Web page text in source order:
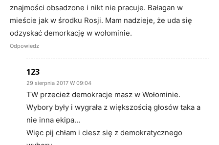
znajmości obsadzone i nikt nie pracuje. Bałagan w
mieście jak w środku Rosji. Mam nadzieje, że uda się
odzyskać demorkację w wołominie.
Odpowiedz
123
29 sierpnia 2017 W 09:04
TW przecież demokracje masz w Wołominie.
Wybory były i wygrała z większością głosów taka a
nie inna ekipa…
Więc pij chłam i ciesz się z demokratycznego